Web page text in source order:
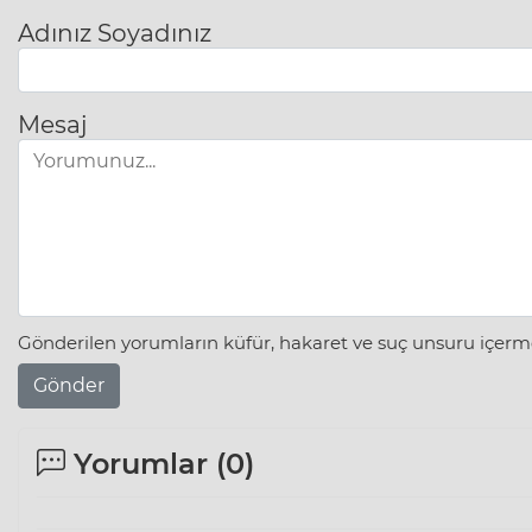
Adınız Soyadınız
Mesaj
Gönderilen yorumların küfür, hakaret ve suç unsuru
Gönder
Yorumlar (0)